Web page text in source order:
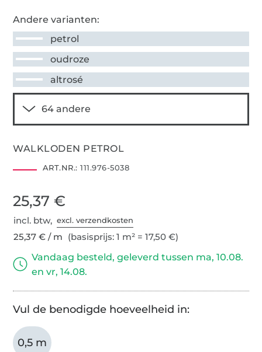
Andere varianten:
petrol
oudroze
altrosé
WALKLODEN PETROL
ART.NR.: 111.976-5038
25,37 €
incl. btw,excl. verzendkosten
25,37 € / m (basisprijs: 1 m² = 17,50 €)
Vandaag besteld, geleverd tussen ma, 10.08.
en vr, 14.08.
Vul de benodigde hoeveelheid in:
0,5 m